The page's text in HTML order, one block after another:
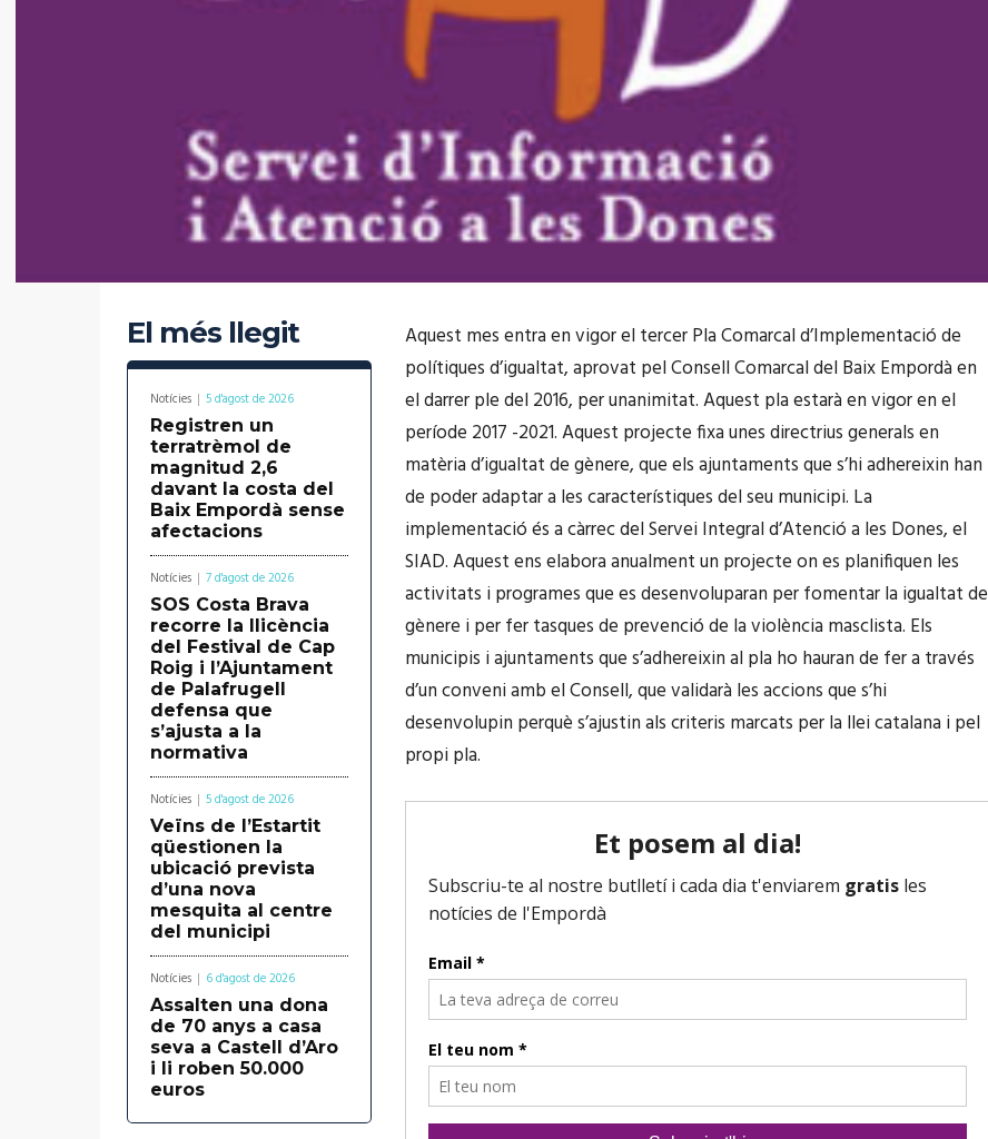
El més llegit
Notícies 5 d'agost de 2026
Registren un
terratrèmol de
magnitud 2,6
davant la costa del
Baix Empordà sense
afectacions
Notícies 7 d'agost de 2026
SOS Costa Brava
recorre la llicència
del Festival de Cap
Roig i l’Ajuntament
de Palafrugell
defensa que
s’ajusta a la
normativa
Notícies 5 d'agost de 2026
Veïns de l’Estartit
qüestionen la
ubicació prevista
d’una nova
mesquita al centre
del municipi
Notícies 6 d'agost de 2026
Assalten una dona
de 70 anys a casa
seva a Castell d’Aro
i li roben 50.000
euros
Aquest mes entra en vigor el tercer Pla Comarcal d’Implementació de
polítiques d’igualtat, aprovat pel Consell Comarcal del Baix Empordà en
el darrer ple del 2016, per unanimitat. Aquest pla estarà en vigor en el
període 2017 -2021. Aquest projecte fixa unes directrius generals en
matèria d’igualtat de gènere, que els ajuntaments que s’hi adhereixin han
de poder adaptar a les característiques del seu municipi. La
implementació és a càrrec del Servei Integral d’Atenció a les Dones, el
SIAD. Aquest ens elabora anualment un projecte on es planifiquen les
activitats i programes que es desenvoluparan per fomentar la igualtat de
gènere i per fer tasques de prevenció de la violència masclista. Els
municipis i ajuntaments que s’adhereixin al pla ho hauran de fer a través
d’un conveni amb el Consell, que validarà les accions que s’hi
desenvolupin perquè s’ajustin als criteris marcats per la llei catalana i pel
propi pla.